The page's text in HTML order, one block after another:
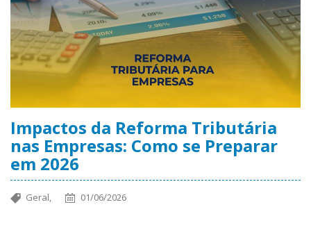
Impactos da Reforma Tributária
nas Empresas: Como se Preparar
em 2026
Geral, 01/06/2026